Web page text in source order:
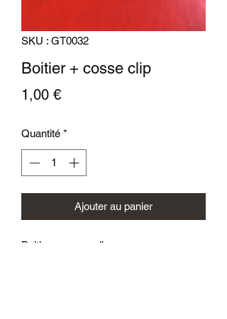
SKU : GT0032
Boitier + cosse clip
1,00 €Prix
Quantité *
Ajouter au panier
Boitier + cosse clip